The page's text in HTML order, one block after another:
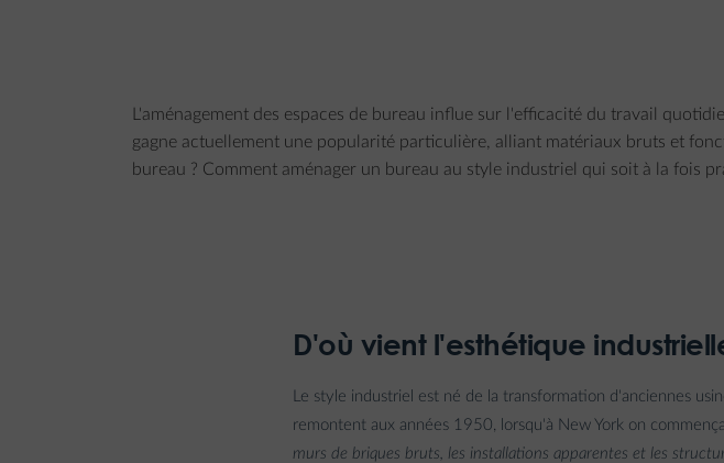
L'aménagement des espaces de bureau influe sur l'efficacité du travail
gagne actuellement une popularité particulière, alliant matériaux bruts et
bureau ? Comment aménager un bureau au style industriel qui soit à la fois
D'où vient l'esthétique
Le style industriel est né de la transformation d'anciennes
remontent aux années 1950, lorsqu'à New York on
murs de briques bruts, les installations apparentes et les